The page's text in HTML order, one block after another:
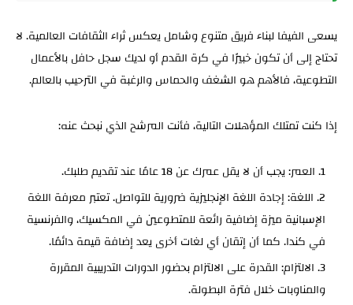
يسعى الفيفا لبناء فريق متنوع وشامل يعكس ثراء الثقافات العالمية. لا
تحتاج إلى أن تكون خبيرًا في كرة القدم أو لديك سجل حافل بالأعمال
التطوعية، فالأهم هو الشغف والحماس والرغبة في الترحيب بالعالم.
إذا كنت تمتلك المؤهلات التالية، فأنت المرشح الذي نبحث عنه:
العمر:يجب أن لا يقل عمرك عن 18 عامًا عند تقديم طلبك.
اللغة:إجادة اللغة الإنجليزية ضرورية للتواصل. تعتبر معرفة اللغة
الإسبانية ميزة إضافية رائعة للمتطوعين في المكسيك، والفرنسية
في كندا. كما أن إتقان أي لغات أخرى يعد إضافة قيمة دائمًا.
الالتزام:القدرة على الالتزام بحضور الدورات التدريبية المقررة
والمناوبات خلال فترة البطولة.